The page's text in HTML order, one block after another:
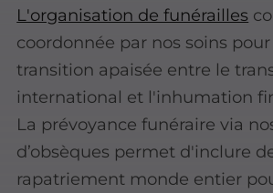
L'organisation de funérailles
coordonnée par nos soins
transition apaisée entre le
international et l'inhumation
La prévoyance funéraire via
d’obsèques permet d'inclure
rapatriement monde entier